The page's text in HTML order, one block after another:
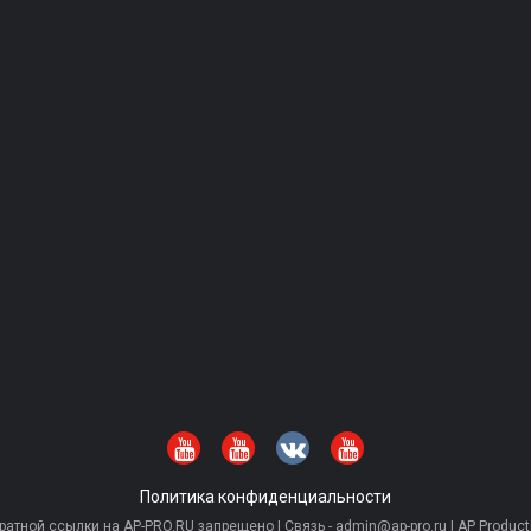
Политика конфиденциальности
ссылки на AP-PRO.RU запрещено | Связь - admin@ap-pro.ru | AP